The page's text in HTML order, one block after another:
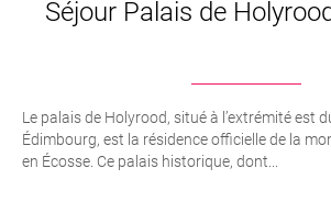
Séjour Palais de
Le palais de Holyrood, situé à l’extrémité est
Édimbourg, est la résidence officielle de la
en Écosse. Ce palais historique, dont...